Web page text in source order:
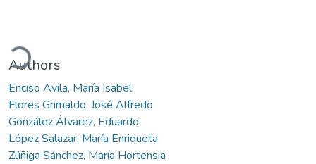
Authors
Enciso Avila, María Isabel
Flores Grimaldo, José Alfredo
González Álvarez, Eduardo
López Salazar, María Enriqueta
Zúñiga Sánchez, María Hortensia